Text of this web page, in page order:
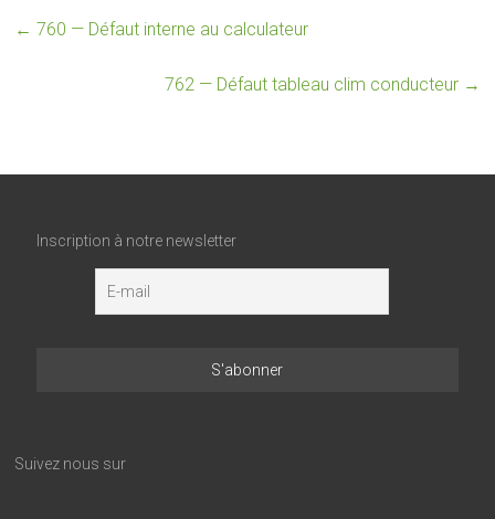
← 760 — Défaut interne au calculateur
762 — Défaut tableau clim conducteur →
Inscription à notre newsletter
Suivez nous sur